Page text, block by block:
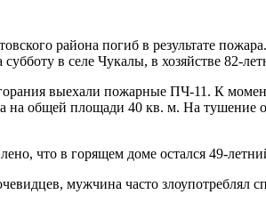
района погиб в результате
в селе Чукалы, в хозяйстве 82-
выехали пожарные ПЧ-11. К
на общей площади 40 кв. м. На тушение
что в горящем доме остался 49-
мужчина часто